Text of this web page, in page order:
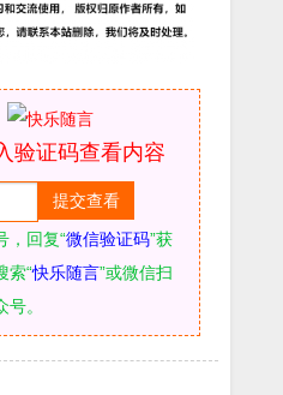
验证码查看内容
，回复“微信验证码”获
索“快乐随言”或微信扫
。